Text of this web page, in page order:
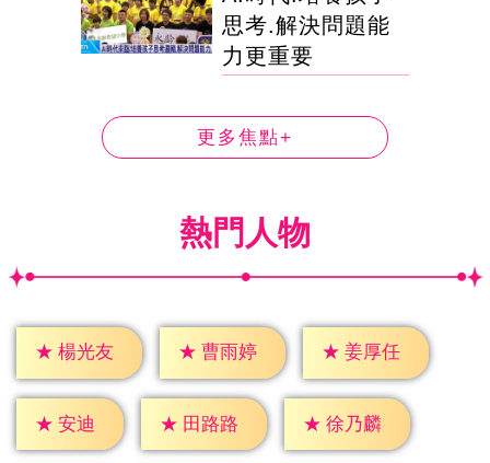
思考.解決問題能
力更重要
更多焦點+
熱門人物
★ 楊光友 ★ 曹雨婷 ★ 姜厚任
★ 安迪 ★ 田路路 ★ 徐乃麟